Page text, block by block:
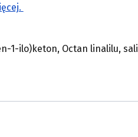
1-ilo)keton, Octan linalilu,